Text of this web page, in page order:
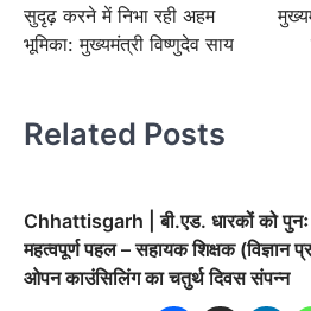
सुदृढ़ करने में निभा रही अहम
भूमिका: मुख्यमंत्री विष्णुदेव साय
Related Posts
Chhattisgarh | बी.एड. धारकों को पुनः
महत्वपूर्ण पहल – सहायक शिक्षक (विज्ञान
ओपन काउंसिलिंग का चतुर्थ दिवस संपन्न